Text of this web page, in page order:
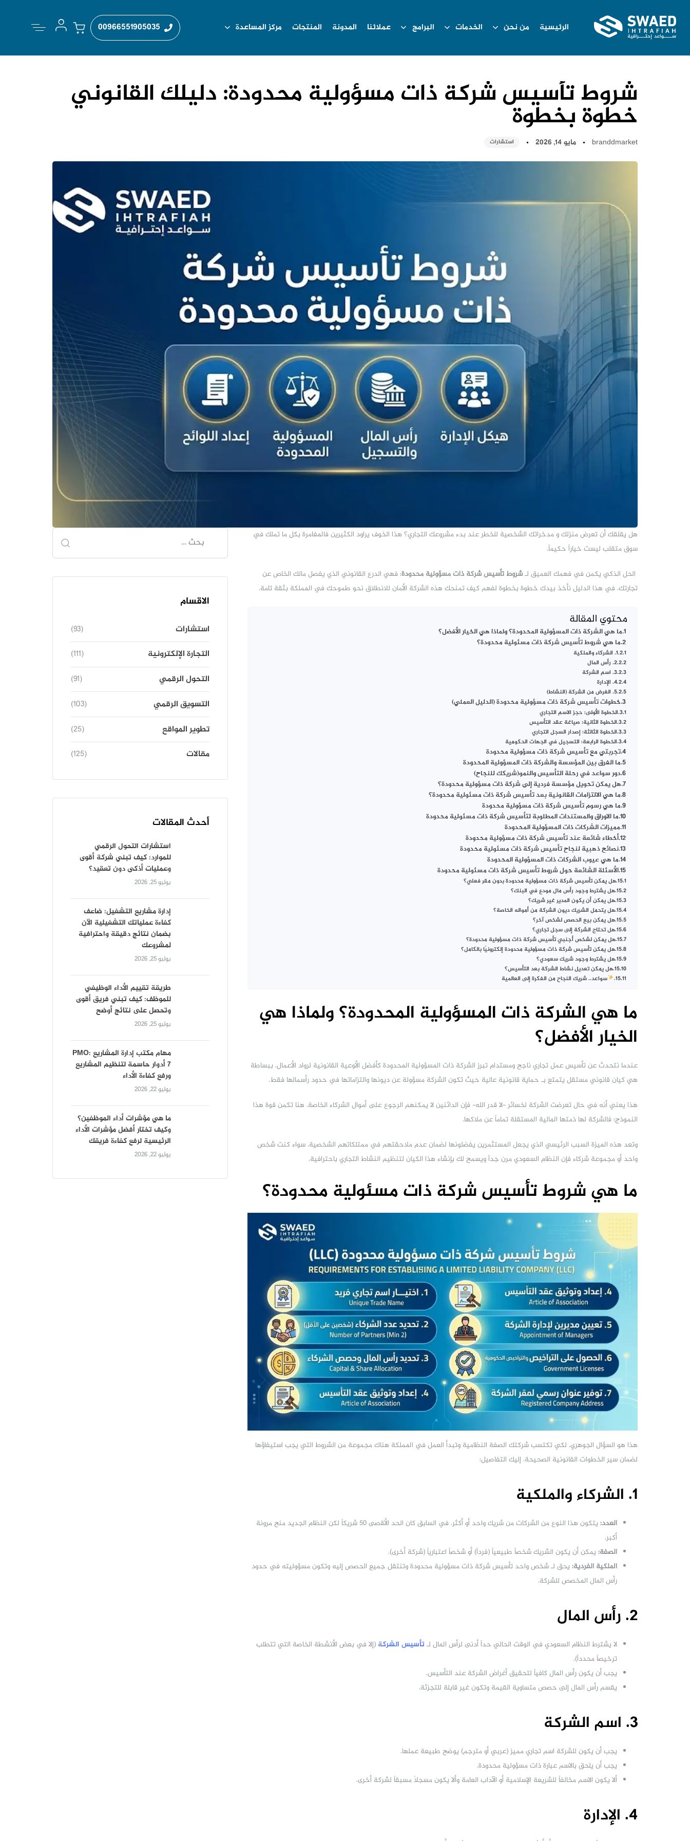
الرئيسية من نحن الخدمات البرامج عملائنا المدونة المنتجات مركز المساعدة 00966551905035
شروط تأسيس شركة ذات مسؤولية محدودة: دليلك القانوني
خطوة بخطوة
branddmarket مايو 14, 2026 استشارات
هل يقلقك أن تعرض منزلك و مدخراتك الشخصية للخطر عند بدء مشروعك التجاري؟ هذا الخوف يراود الكثيرين فالمغامرة بكل ما تملك في
سوق متقلب ليست خياراً حكيماً.
الحل الذكي يكمن في فهمك العميق لـشروط تأسيس شركة ذات مسؤولية محدودة؛ فهي الدرع القانوني الذي يفصل مالك الخاص عن
تجارتك. في هذا الدليل نأخذ بيدك خطوة بخطوة لفهم كيف تمنحك هذه الشركة الأمان للانطلاق نحو طموحك في المملكة بثقة تامة.
محتوي المقالة
ما هي الشركة ذات المسؤولية المحدودة؟ ولماذا هي الخيار الأفضل؟
ما هي شروط تأسيس شركة ذات مسئولية محدودة؟
1. الشركاء والملكية
2. رأس المال
3. اسم الشركة
4. الإدارة
5. الغرض من الشركة (النشاط)
خطوات تأسيس شركة ذات مسؤولية محدودة (الدليل العملي)
الخطوة الأولى: حجز الاسم التجاري
الخطوة الثانية: صياغة عقد التأسيس
الخطوة الثالثة: إصدار السجل التجاري
الخطوة الرابعة: التسجيل في الجهات الحكومية
تجربتي مع تأسيس شركة ذات مسؤولية محدودة
ما الفرق بين المؤسسة والشركة ذات المسؤولية المحدودة
دور سواعد في رحلة التأسيس والنمو(شريكك للنجاح)
هل يمكن تحويل مؤسسة فردية إلى شركة ذات مسؤولية محدودة؟
ما هي الالتزامات القانونية بعد تأسيس شركة ذات مسئولية محدودة؟
ما هي رسوم تأسيس شركة ذات مسؤولية محدودة
ما الاوراق والمستندات المطلوبة لتأسيس شركة ذات مسئولية محدودة
مميزات الشركات ذات المسؤولية المحدودة
أخطاء شائعة عند تأسيس شركة ذات مسؤولية محدودة
نصائح ذهبية لنجاح تأسيس شركة ذات مسئولية محدودة
ما هي عيوب الشركات ذات المسؤولية المحدودة
الأسئلة الشائعة حول شروط تأسيس شركة ذات مسئولية محدودة
هل يمكن تأسيس شركة ذات مسؤولية محدودة بدون مقر فعلي؟
هل يشترط وجود رأس مال مودع في البنك؟
هل يمكن أن يكون المدير غير شريك؟
هل يتحمل الشريك ديون الشركة من أمواله الخاصة؟
هل يمكن بيع الحصص لشخص آخر؟
هل تحتاج الشركة إلى سجل تجاري؟
هل يمكن لشخص أجنبي تأسيس شركة ذات مسؤولية محدودة؟
هل يمكن تأسيس شركة ذات مسؤولية محدودة إلكترونيًا بالكامل؟
هل يشترط وجود شريك سعودي؟
هل يمكن تعديل نشاط الشركة بعد التأسيس؟
سواعد.. شريك النجاح من الفكرة إلى العالمية
ما هي الشركة ذات المسؤولية المحدودة؟ ولماذا هي
الخيار الأفضل؟
عندما نتحدث عن تأسيس عمل تجاري ناجح ومستدام تبرز الشركة ذات المسؤولية المحدودة كأفضل الأوعية القانونية لرواد الأعمال. ببساطة
هي كيان قانوني مستقل يتمتع بـ حماية قانونية عالية حيث تكون الشركة مسؤولة عن ديونها والتزاماتها في حدود رأسمالها فقط.
هذا يعني أنه في حال تعرضت الشركة لخسائر -لا قدر الله- فإن الدائنين لا يمكنهم الرجوع على أموال الشركاء الخاصة. هنا تكمن قوة هذا
النموذج؛ فالشركة لها ذمتها المالية المستقلة تماماً عن ملاكها.
وتعد هذه الميزة السبب الرئيسي الذي يجعل المستثمرين يفضلونها لضمان عدم ملاحقتهم في ممتلكاتهم الشخصية. سواء كنت شخص
واحد أو مجموعة شركاء فإن النظام السعودي مرن جداً ويسمح لك بإنشاء هذا الكيان لتنظيم النشاط التجاري باحترافية.
ما هي شروط تأسيس شركة ذات مسئولية محدودة؟
هذا هو السؤال الجوهري. لكي تكتسب شركتك الصفة النظامية وتبدأ العمل في المملكة هناك مجموعة من الشروط التي يجب استيفاؤها
لضمان سير الخطوات القانونية الصحيحة. إليك التفاصيل:
1. الشركاء والملكية
العدد:
يتكون هذا النوع من الشركات من شريك واحد أو أكثر. في السابق كان الحد الأقصى 50 شريكاً لكن النظام الجديد منح مرونة
أكبر.
الصفة: يمكن أن يكون الشريك شخصاً طبيعياً (فرداً) أو شخصاً اعتبارياً (شركة أخرى).
الملكية الفردية: يحق لـ شخص واحد تأسيس شركة ذات مسؤولية محدودة وتنتقل جميع الحصص إليه وتكون مسؤوليته في حدود
رأس المال المخصص للشركة.
2. رأس المال
لا يشترط النظام السعودي في الوقت الحالي حداً أدنى لرأس المال لـتأسيس الشركة (إلا في بعض الأنشطة الخاصة التي تتطلب
ترخيصاً محدداً).
يجب أن يكون رأس المال كافياً لتحقيق أغراض الشركة عند التأسيس.
يقسم رأس المال إلى حصص متساوية القيمة وتكون غير قابلة للتجزئة.
3. اسم الشركة
يجب أن يكون للشركة اسم تجاري مميز (عربي أو مترجم) يوضح طبيعة عملها.
يجب أن يلحق بالاسم عبارة ذات مسؤولية محدودة.
ألا يكون الاسم مخالفاً للشريعة الإسلامية أو الآداب العامة وألا يكون مسجلاً مسبقاً لشركة أخرى.
4. الإدارة
الاقسام
استشارات
(93)
التجارة الإلكترونية
(111)
التحول الرقمي
(91)
التسويق الرقمي
(103)
تطوير المواقع
(25)
مقالات
(125)
أحدث المقالات
استشارات التحول الرقمي
للموارد: كيف تبني شركة أقوى
وعمليات أذكى دون تعقيد؟
يوليو 25, 2026
إدارة مشاريع التشغيل: ضاعف
كفاءة عملياتك التشغيلية الآن
بضمان نتائج دقيقة واحترافية
لمشروعك
يوليو 25, 2026
طريقة تقييم الأداء الوظيفي
للموظف: كيف تبني فريق أقوى
وتحصل على نتائج أوضح
يوليو 25, 2026
مهام مكتب إدارة المشاريع PMO:
7 أدوار حاسمة لتنظيم المشاريع
ورفع كفاءة الأداء
يوليو 22, 2026
ما هي مؤشرات أداء الموظفين؟
وكيف تختار أفضل مؤشرات الأداء
الرئيسية لرفع كفاءة فريقك
يوليو 22, 2026